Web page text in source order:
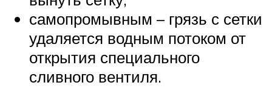
самопромывным – грязь с сетки
удаляется водным потоком от
открытия специального
сливного вентиля.